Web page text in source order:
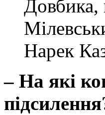
Нарек
– На які